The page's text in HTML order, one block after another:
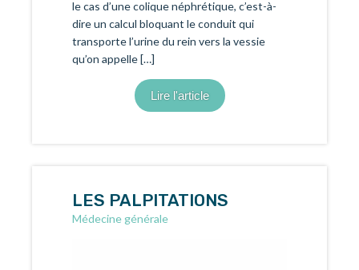
le cas d’une colique néphrétique, c’est-à-
dire un calcul bloquant le conduit qui
transporte l’urine du rein vers la vessie
qu’on appelle […]
Lire l'article
LES PALPITATIONS
Médecine générale